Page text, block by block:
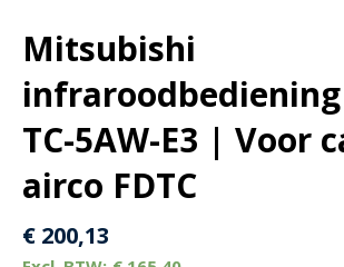
Mitsubishi
infraroodbediening
TC-5AW-E3 | Voor
airco FDTC
€ 200,13